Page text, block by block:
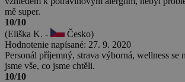
mě super.
10/10
(Eliška K. -
Česko)
Hodnotenie napísané: 27. 9. 2020
Personál příjemný, strava výborná, wellness se
jsme vše, co jsme chtěli.
10/10